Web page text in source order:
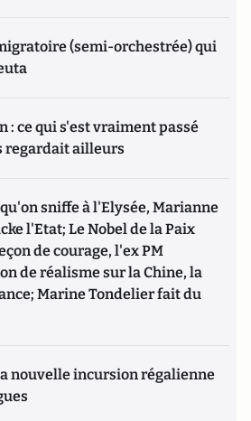
(semi-orchestrée) qui
: ce qui s'est vraiment passé
regardait ailleurs
sniffe à l'Elysée, Marianne
l'Etat; Le Nobel de la Paix
de courage, l'ex PM
de réalisme sur la Chine, la
Marine Tondelier fait du
nouvelle incursion régalienne